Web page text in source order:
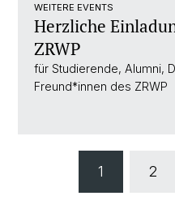
WEITERE EVENTS
Herzliche
ZRWP
für Studierende, Alumni,
Freund*innen des ZRWP
1 2